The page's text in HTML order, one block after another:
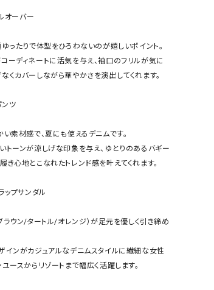
他スカート
て見る
ル
ードット）
パーセント）
carre（アンメートルキャレ ）
LAURA DI MAGGIO（ロー
オ）
ントリノ）
アディダス） Lallia Mu（ラリア ムー）
オーバー
ゆったりで体型をひろわないのが嬉しいポイント。
ーディネートに活気を与え、袖口のフリルが気に
くカバーしながら華やかさを演出してくれます。
ンツ
い素材感で、夏にも使えるデニムです。
トーンが涼しげな印象を与え、ゆとりのあるバギー
き心地とこなれたトレンド感を叶えてくれます。
プサンダル
ラウン/タートル/オレンジ）が足元を優しく引き締め
インがカジュアルなデニムスタイルに繊細な女性
ユースからリゾートまで幅広く活躍します。